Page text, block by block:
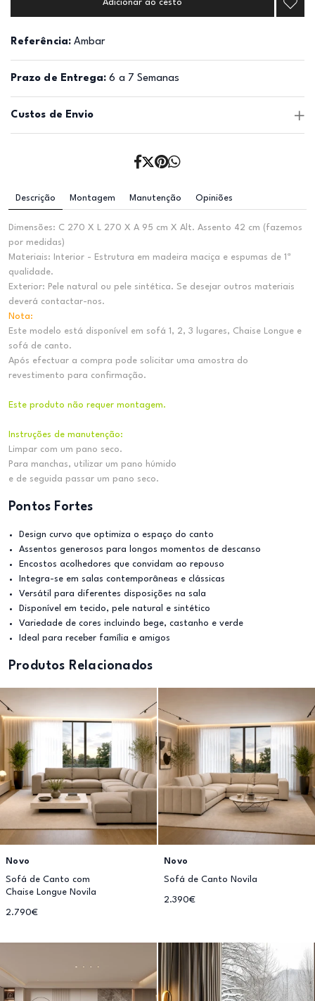
Adicionar ao cesto
Referência: Ambar
Prazo de Entrega: 6 a 7 Semanas
Custos de Envio
Descrição Montagem Manutenção Opiniões
Dimensões: C 270 X L 270 X A 95 cm X Alt. Assento 42 cm (fazemos
por medidas)
Materiais: Interior - Estrutura em madeira maciça e espumas de 1ª
qualidade.
Exterior: Pele natural ou pele sintética. Se desejar outros materiais
deverá contactar-nos.
Nota:
Este modelo está disponível em sofá 1, 2, 3 lugares, Chaise Longue e
sofá de canto.
Após efectuar a compra pode solicitar uma amostra do
revestimento para confirmação.
Este produto não requer montagem.
Instruções de manutenção:
Limpar com um pano seco.
Para manchas, utilizar um pano húmido
e de seguida passar um pano seco.
Pontos Fortes
Design curvo que optimiza o espaço do canto
Assentos generosos para longos momentos de descanso
Encostos acolhedores que convidam ao repouso
Integra-se em salas contemporâneas e clássicas
Versátil para diferentes disposições na sala
Disponível em tecido, pele natural e sintético
Variedade de cores incluindo bege, castanho e verde
Ideal para receber família e amigos
Produtos Relacionados
Novo
Sofá de Canto com
Chaise Longue Novila
2.790€
Novo
Sofá de Canto Novila
2.390€